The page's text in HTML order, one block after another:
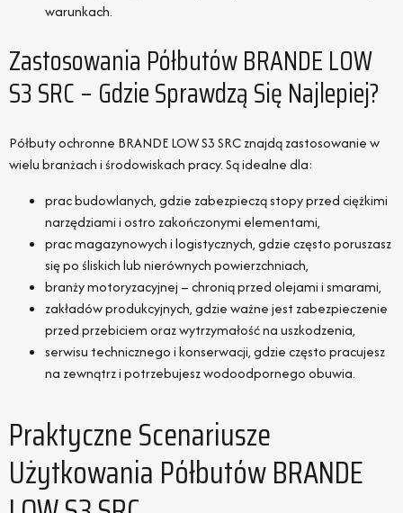
warunkach.
Zastosowania Półbutów BRANDE LOW
S3 SRC – Gdzie Sprawdzą Się Najlepiej?
Półbuty ochronne BRANDE LOW S3 SRC znajdą zastosowanie w
wielu branżach i środowiskach pracy. Są idealne dla:
prac budowlanych, gdzie zabezpieczą stopy przed ciężkimi
narzędziami i ostro zakończonymi elementami,
prac magazynowych i logistycznych, gdzie często poruszasz
się po śliskich lub nierównych powierzchniach,
branży motoryzacyjnej – chronią przed olejami i smarami,
zakładów produkcyjnych, gdzie ważne jest zabezpieczenie
przed przebiciem oraz wytrzymałość na uszkodzenia,
serwisu technicznego i konserwacji, gdzie często pracujesz
na zewnątrz i potrzebujesz wodoodpornego obuwia.
Praktyczne Scenariusze
Użytkowania Półbutów BRANDE